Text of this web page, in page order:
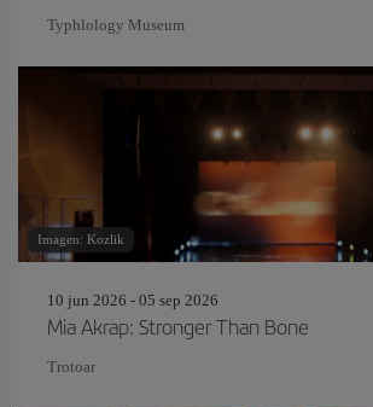
Typhlology Museum
Imagen: Kozlik
10 jun 2026 - 05 sep 2026
Mia Akrap: Stronger Than Bone
Trotoar